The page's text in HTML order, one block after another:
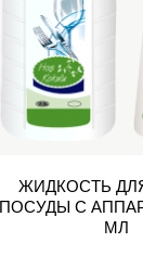
ЖИДКОСТЬ
ПОСУДЫ С
МЛ